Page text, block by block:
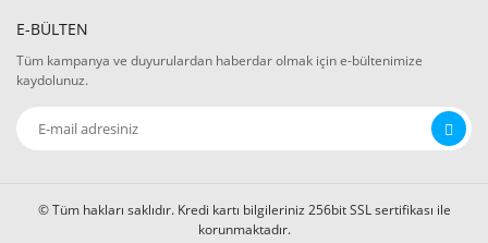
E-BÜLTEN
Tüm kampanya ve duyurulardan haberdar olmak için e-bültenimize
kaydolunuz.
© Tüm hakları saklıdır. Kredi kartı bilgileriniz 256bit SSL sertifikası ile
korunmaktadır.